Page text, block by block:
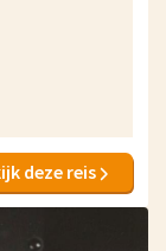
deze reis